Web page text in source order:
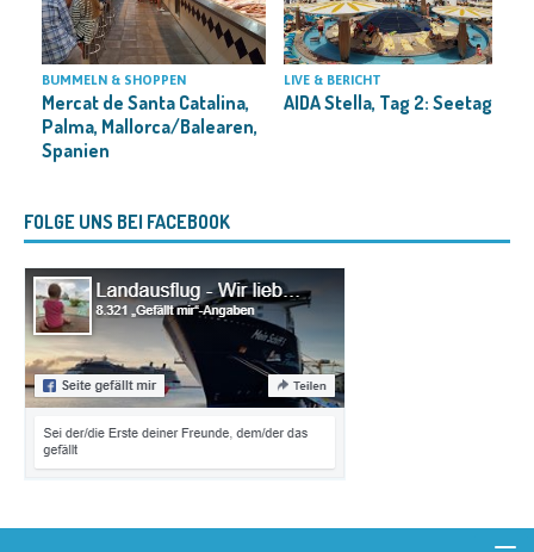
BUMMELN & SHOPPEN
Mercat de Santa Catalina,
Palma, Mallorca/Balearen,
Spanien
LIVE & BERICHT
AIDA Stella, Tag 2: Seetag
FOLGE UNS BEI FACEBOOK